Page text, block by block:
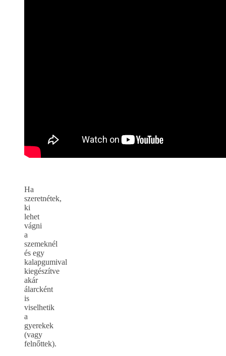
Ha
szeretnétek,
ki
lehet
vágni
a
szemeknél
és egy
kalapgumival
kiegészítve
akár
álarcként
is
viselhetik
a
gyerekek
(vagy
felnőttek).